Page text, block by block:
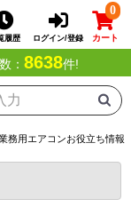
履歴 ログイン/登録
0
カート
： 8638件!
務用エアコンお役立ち情報